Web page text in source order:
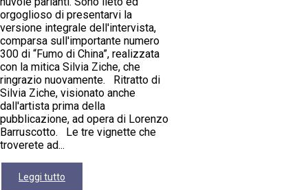
orgoglioso di presentarvi la
versione integrale dell'intervista,
comparsa sull'importante numero
300 di “Fumo di China”, realizzata
con la mitica Silvia Ziche, che
ringrazio nuovamente. Ritratto di
Silvia Ziche, visionato anche
dall'artista prima della
pubblicazione, ad opera di Lorenzo
Barruscotto. Le tre vignette che
troverete ad...
Leggi tutto